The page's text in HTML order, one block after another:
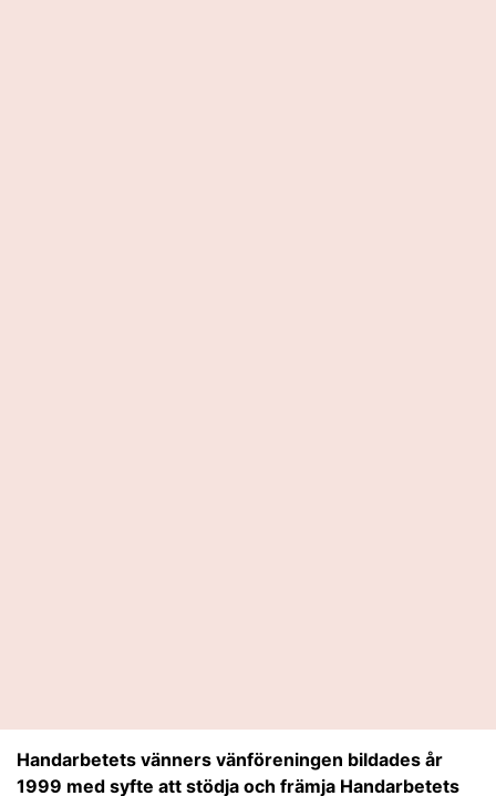
Handarbetets vänners vänföreningen bildades år
1999 med syfte att stödja och främja Handarbetets